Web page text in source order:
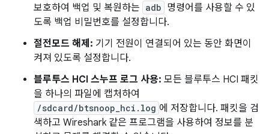
보호하여 백업 및 복원하는 adb 명령어를 사용할 수 있
도록 백업 비밀번호를 설정합니다.
절전모드 해제: 기기 전원이 연결되어 있는 동안 화면이
켜져 있도록 설정합니다.
블루투스 HCI 스누프 로그 사용: 모든 블루투스 HCI 패킷
을 하나의 파일에 캡처하여
/sdcard/btsnoop_hci.log 에 저장합니다. 패킷을 검
색하고 Wireshark 같은 프로그램을 사용하여 정보를 분